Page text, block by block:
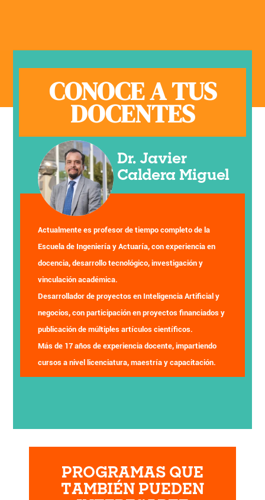
CONOCE A TUS
DOCENTES
Dr. Javier
Caldera Miguel
Actualmente es profesor de tiempo completo de la
Escuela de Ingeniería y Actuaría, con experiencia en
docencia, desarrollo tecnológico, investigación y
vinculación académica.
Desarrollador de proyectos en Inteligencia Artificial y
negocios, con participación en proyectos financiados y
publicación de múltiples artículos científicos.
Más de 17 años de experiencia docente, impartiendo
cursos a nivel licenciatura, maestría y capacitación.
PROGRAMAS QUE
TAMBIÉN PUEDEN